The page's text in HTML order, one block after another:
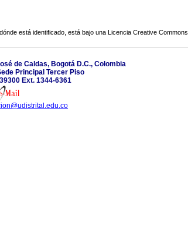
está identificado, está bajo una Licencia Creative Commons
de Caldas, Bogotá D.C., Colombia
Principal Tercer Piso
Ext. 1344-6361